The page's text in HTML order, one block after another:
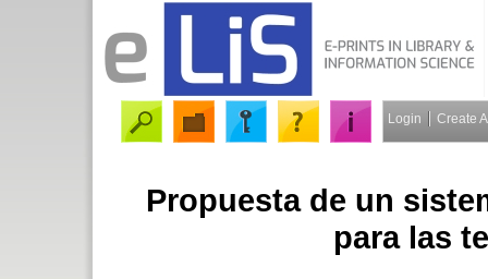
Login Create
Propuesta de un
para las